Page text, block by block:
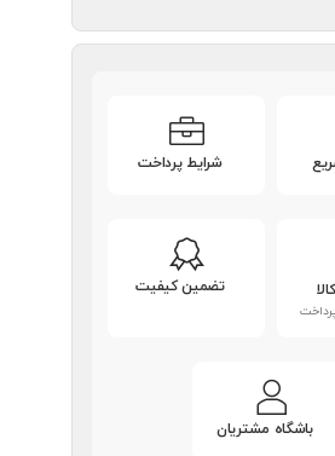
شرایط پرداخت
تضمین کیفیت
باشگاه مشتریان